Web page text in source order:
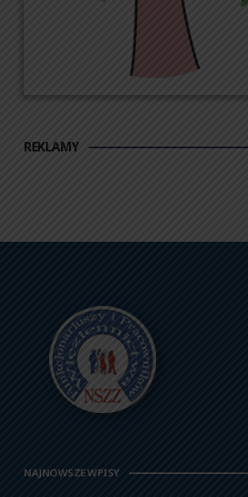
REKLAMY
NAJNOWSZE WPISY